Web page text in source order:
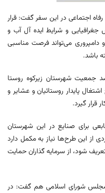
رفاه اجتماعی در این سفر گفت: قرار
و شرایط ایده آل آب و
می‌تواند فرصت مناسبی
باشد.
اشاره به اینکه حدود ۸۰ درصد جمعیت شهرستان زیرکوه روستا
پایدار روستائیان و عشایر و
قرار گیرد.
برای صنایع در این شهرستان
از این طرح‌ها نیاز به مکمل دارد
شود، از سرمایه گذاران حمایت
مجلس شورای اسلامی هم گفت: در